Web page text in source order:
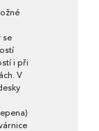
se
i při
V